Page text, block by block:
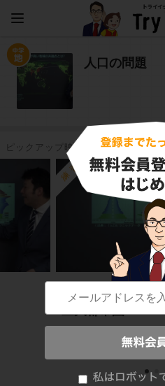
人口の問題
ピックアップ映像授業
練習
三大都市圏
中学地理